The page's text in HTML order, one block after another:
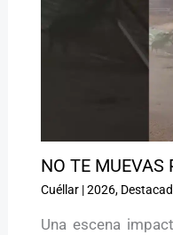
NO TE MUEVAS
Cuéllar|2026,
Una escena